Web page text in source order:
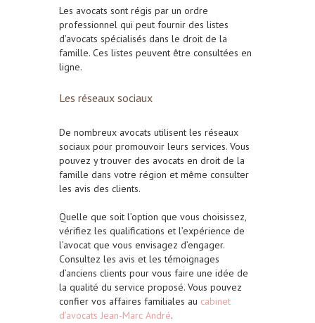
Les avocats sont régis par un ordre
professionnel qui peut fournir des listes
d’avocats spécialisés dans le droit de la
famille. Ces listes peuvent être consultées en
ligne.
Les réseaux sociaux
De nombreux avocats utilisent les réseaux
sociaux pour promouvoir leurs services. Vous
pouvez y trouver des avocats en droit de la
famille dans votre région et même consulter
les avis des clients.
Quelle que soit l’option que vous choisissez,
vérifiez les qualifications et l’expérience de
l’avocat que vous envisagez d’engager.
Consultez les avis et les témoignages
d’anciens clients pour vous faire une idée de
la qualité du service proposé. Vous pouvez
confier vos affaires familiales au cabinet
d’avocats Jean-Marc André.